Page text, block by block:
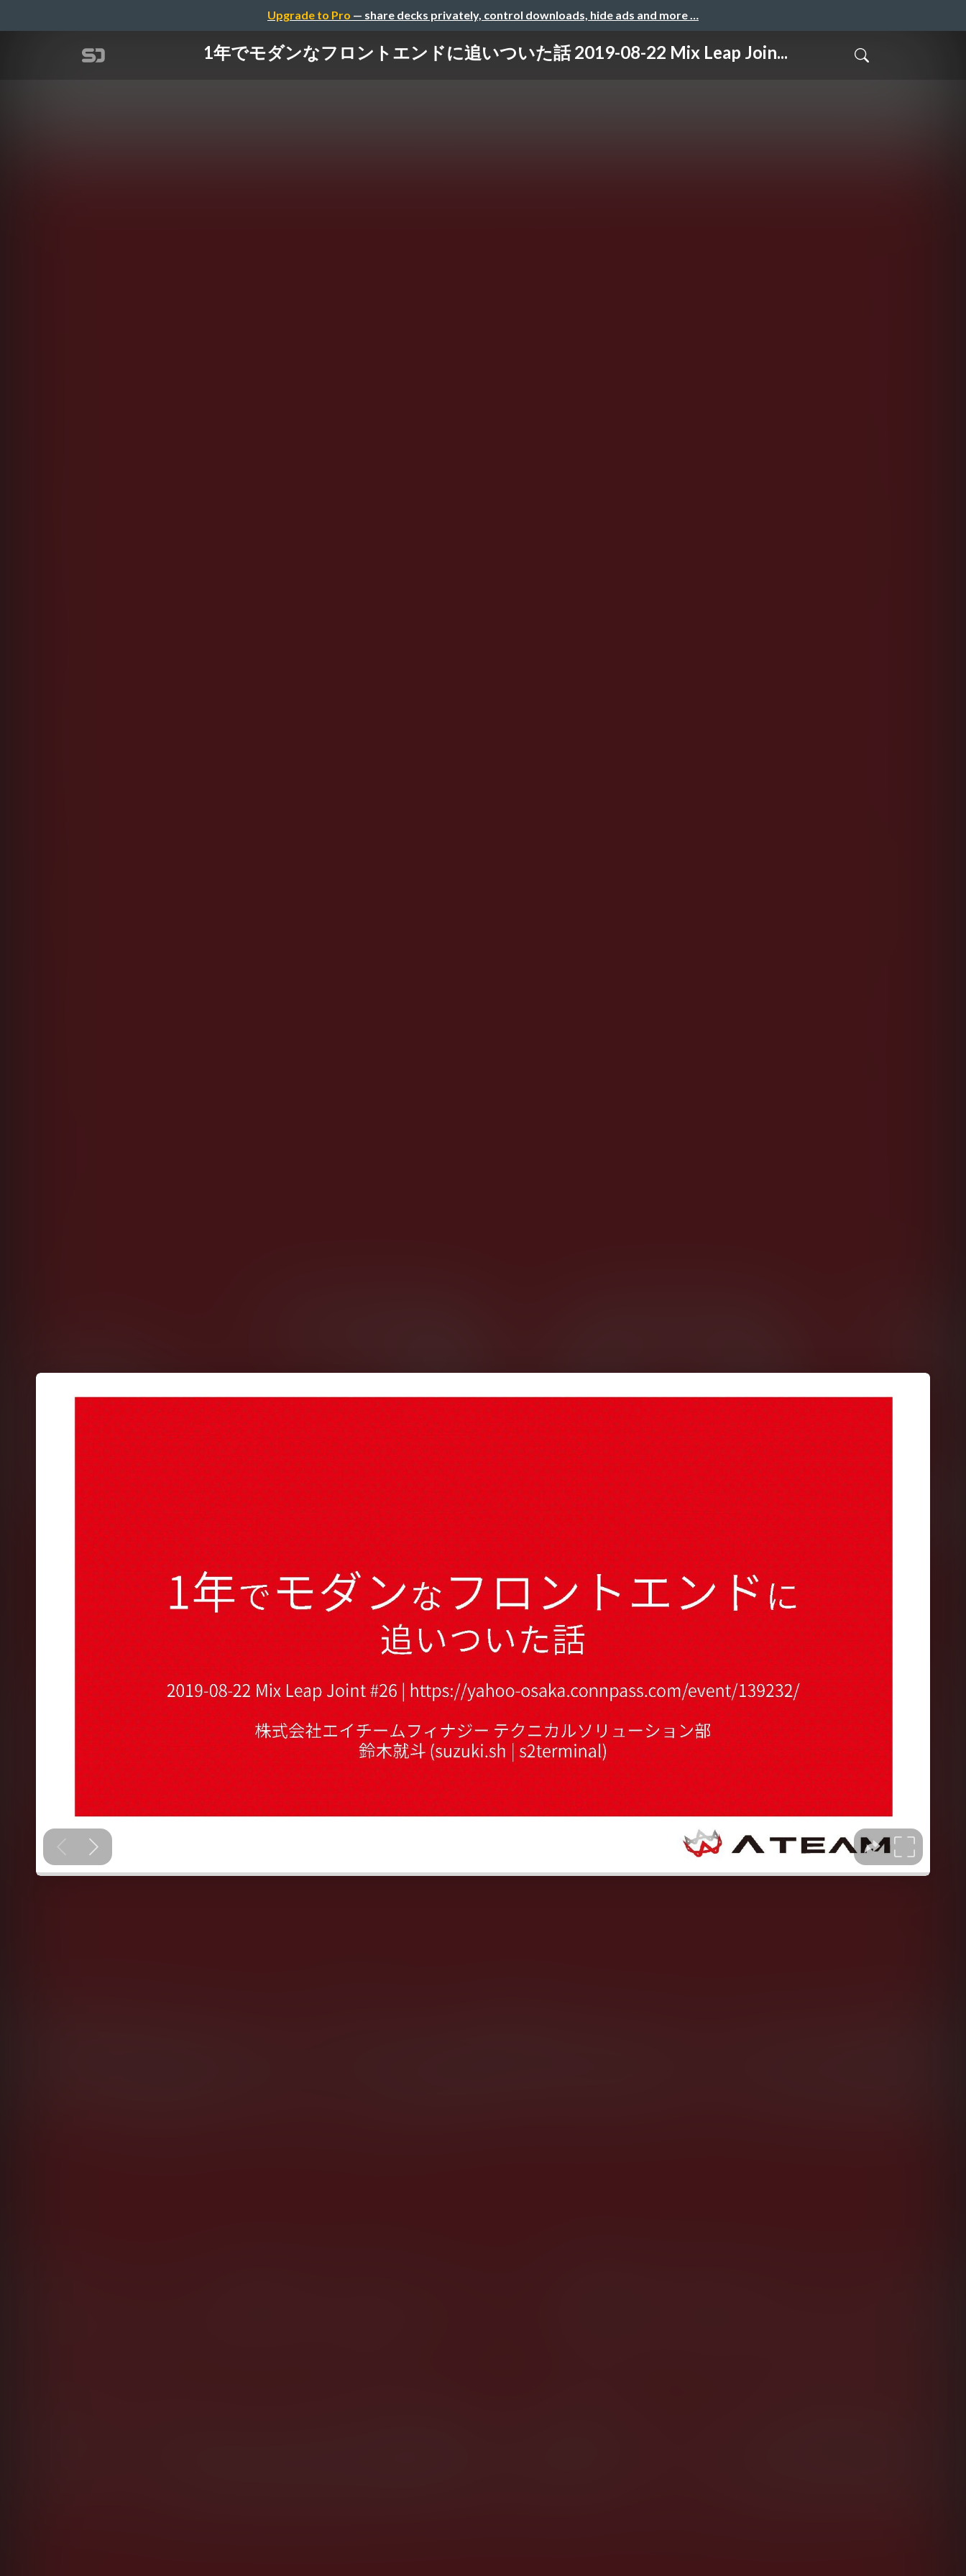
Upgrade to Pro — share decks privately, control downloads, hide ads and more …
1年でモダンなフロントエンドに追いついた話 2019-08-22 Mix Leap Join...